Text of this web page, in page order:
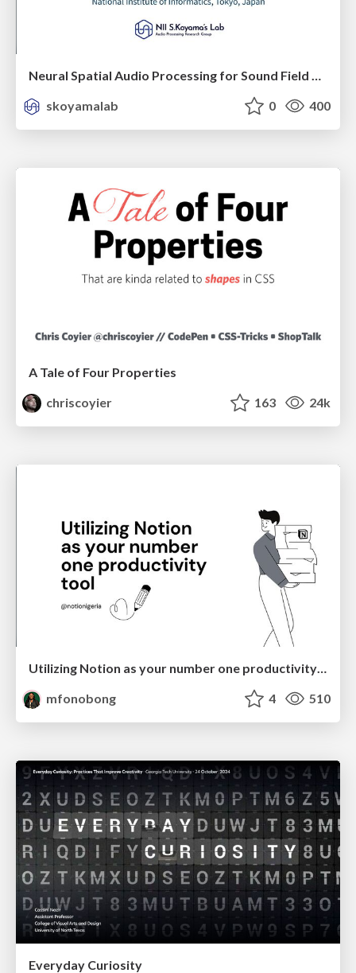
Neural Spatial Audio Processing for Sound Field Analysis and Control
skoyamalab
0 400
A Tale of Four Properties
chriscoyier
163 24k
Utilizing Notion as your number one productivity tool
mfonobong
4 510
Everyday Curiosity